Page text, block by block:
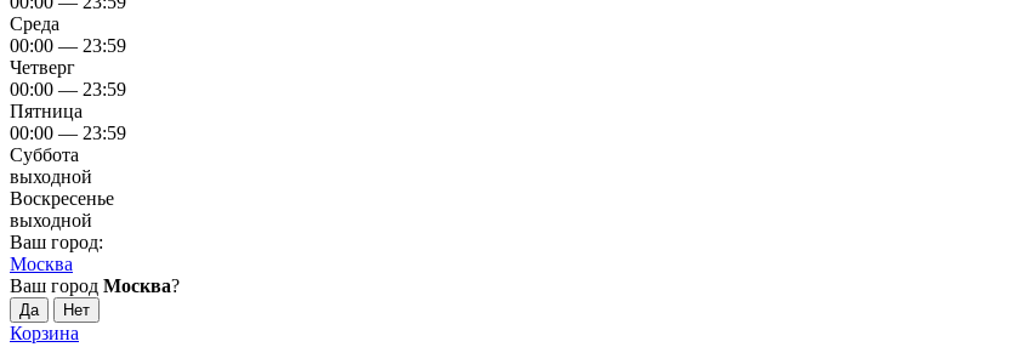
Среда
00:00 — 23:59
Четверг
00:00 — 23:59
Пятница
00:00 — 23:59
Суббота
выходной
Воскресенье
выходной
Ваш город:
Москва
Ваш город Москва?
Корзина